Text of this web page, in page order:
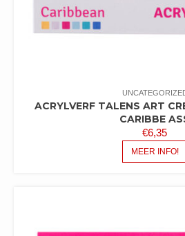
ACRYLVERF TALENS ART
CARIBBE
€6,35
MEER INFO!